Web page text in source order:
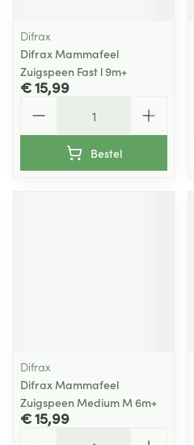
Difrax
Difrax Mammafeel
Zuigspeen Fast l 9m+
€ 15,99
Bestel
Difrax
Difrax Mammafeel
Zuigspeen Medium M 6m+
€ 15,99